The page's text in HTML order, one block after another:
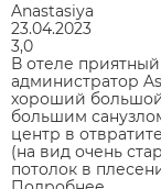
Anastasiya
23.04.2023
3,0
В отеле
администратор
хороший
большим
центр в
(на вид очень
потолок в